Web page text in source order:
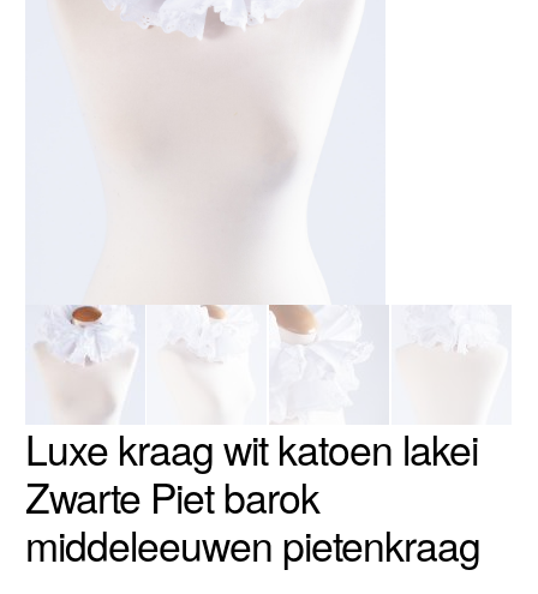
Luxe kraag wit katoen lakei
Zwarte Piet barok
middeleeuwen pietenkraag